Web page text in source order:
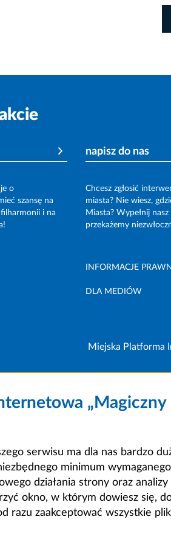
o
szansę na
i na
napisz do nas
Chcesz zgłosić
miasta? Nie wiesz,
Miasta? Wypełnij
przekażemy
INFORMACJE
DLA MEDIÓW
Miejska Platforma
„Magiczny
serwisu ma dla nas bardzo
minimum
działania strony oraz
okno, w którym dowiesz się,
razu zaakceptować wszystkie